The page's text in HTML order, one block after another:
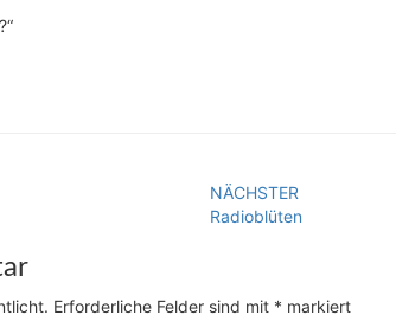
NÄCHSTER
Radioblüten
Erforderliche Felder sind mit * markiert